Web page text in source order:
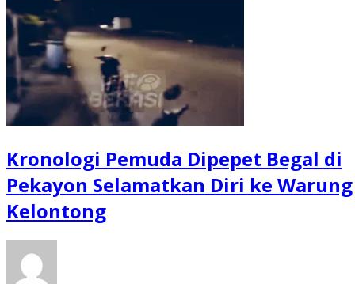
Kronologi Pemuda Dipepet Begal di
Pekayon Selamatkan Diri ke Warung
Kelontong